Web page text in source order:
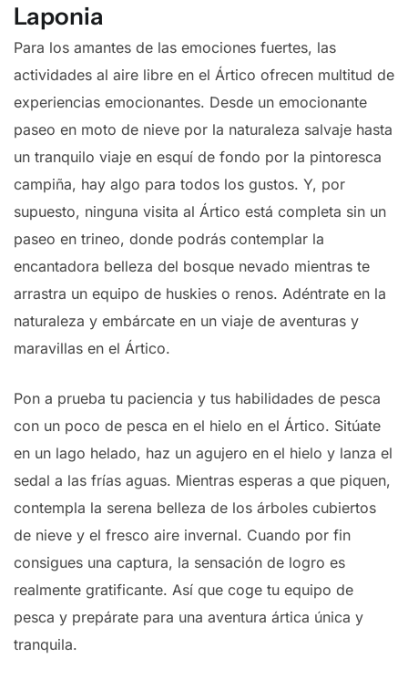
Laponia
Para los amantes de las emociones fuertes, las
actividades al aire libre en el Ártico ofrecen multitud de
experiencias emocionantes. Desde un emocionante
paseo en moto de nieve por la naturaleza salvaje hasta
un tranquilo viaje en esquí de fondo por la pintoresca
campiña, hay algo para todos los gustos. Y, por
supuesto, ninguna visita al Ártico está completa sin un
paseo en trineo, donde podrás contemplar la
encantadora belleza del bosque nevado mientras te
arrastra un equipo de huskies o renos. Adéntrate en la
naturaleza y embárcate en un viaje de aventuras y
maravillas en el Ártico.
Pon a prueba tu paciencia y tus habilidades de pesca
con un poco de pesca en el hielo en el Ártico. Sitúate
en un lago helado, haz un agujero en el hielo y lanza el
sedal a las frías aguas. Mientras esperas a que piquen,
contempla la serena belleza de los árboles cubiertos
de nieve y el fresco aire invernal. Cuando por fin
consigues una captura, la sensación de logro es
realmente gratificante. Así que coge tu equipo de
pesca y prepárate para una aventura ártica única y
tranquila.